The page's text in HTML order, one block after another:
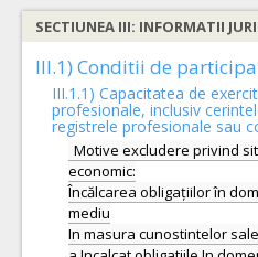
III.1) Conditii de
III.1.1) Capacitatea de
profesionale, inclusiv
registrele profesionale sau
Motive excludere privind
economic:
Încălcarea obligațiilor în
mediu
In masura cunostintelor